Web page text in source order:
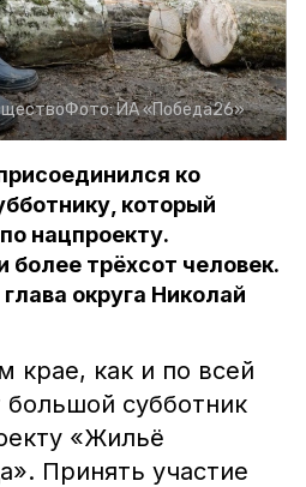
Фото:ИА «Победа26»
ко
который
нацпроекту.
более трёхсот человек.
округа Николай
крае, как и по всей
большой субботник
«Жильё
Принять участие